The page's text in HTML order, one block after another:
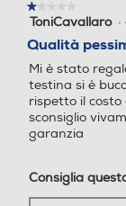
★★★★★
★★★★★
1
5
stelle.
ToniCavallaro ·
Qualità
Mi è stato
testina si è
rispetto il costo
sconsiglio
garanzia
Consiglia